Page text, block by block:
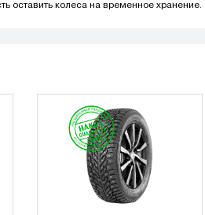
оставить колеса на временное хранение.